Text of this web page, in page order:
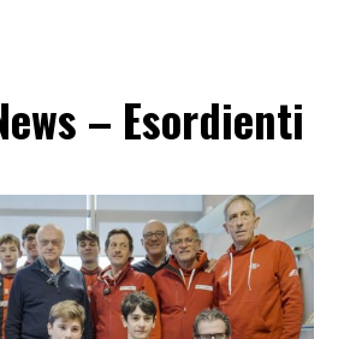
– Esordienti